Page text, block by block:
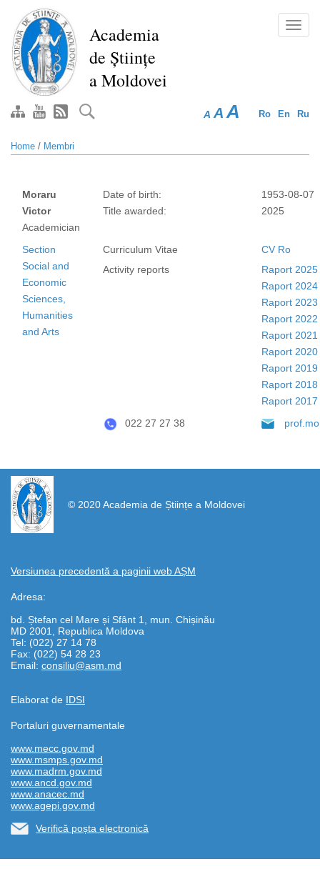
main
content
Academia
de Științe
a Moldovei
Ro En Ru
A A A
Home / Membri
Moraru
Victor
Academician
Date of birth:
Title awarded:
1953-08-07
2025
Section
Social and
Economic
Sciences,
Humanities
and Arts
Curriculum Vitae
Activity reports
CV Ro
Raport 2025
Raport 2024
Raport 2023
Raport 2022
Raport 2021
Raport 2020
Raport 2019
Raport 2018
Raport 2017
022 27 27 38
© 2020 Academia de Științe a Moldovei
Versiunea precedentă a paginii web AȘM
Adresa:
bd. Ștefan cel Mare și Sfânt 1, mun. Chișinău
MD 2001, Republica Moldova
Tel: (022) 27 14 78
Fax: (022) 54 28 23
Email: consiliu@asm.md
Elaborat de IDSI
https://propletenie.ru/
Portaluri guvernamentale
www.mecc.gov.md
www.msmps.gov.md
www.madrm.gov.md
www.ancd.gov.md
www.anacec.md
www.agepi.gov.md
Verifică poșta electronică